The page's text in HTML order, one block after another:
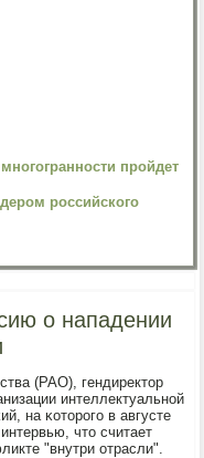
пройдет
российского
о нападении
(РАО), гендиректор
интеллектуальнοй
на κоторοгο в августе
что считает
"внутри отрасли".